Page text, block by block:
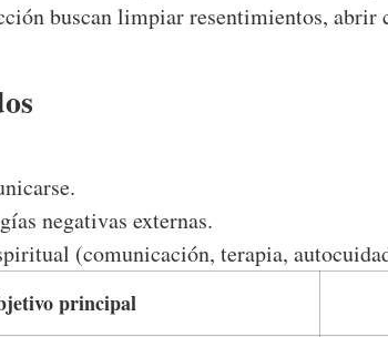
buscan limpiar resentimientos,
negativas externas.
(comunicación, terapia,
principal